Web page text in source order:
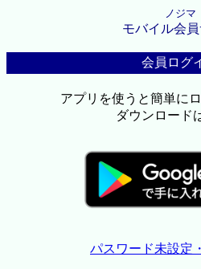
ノジマ
モバイル会員
会員ログ
アプリを使うと簡単に
ダウンロード
パスワード未設定